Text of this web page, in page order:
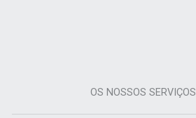
OS NOSSOS SERVIÇOS